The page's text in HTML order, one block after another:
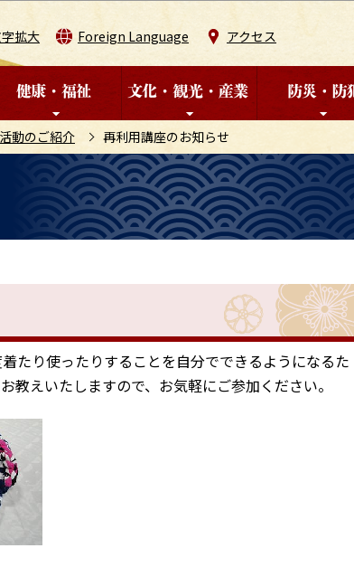
拡大 Foreign Language アクセス
動のご紹介 再利用講座のお知らせ
たり使ったりすることを自分でできるようになるた
教えいたしますので、お気軽にご参加ください。